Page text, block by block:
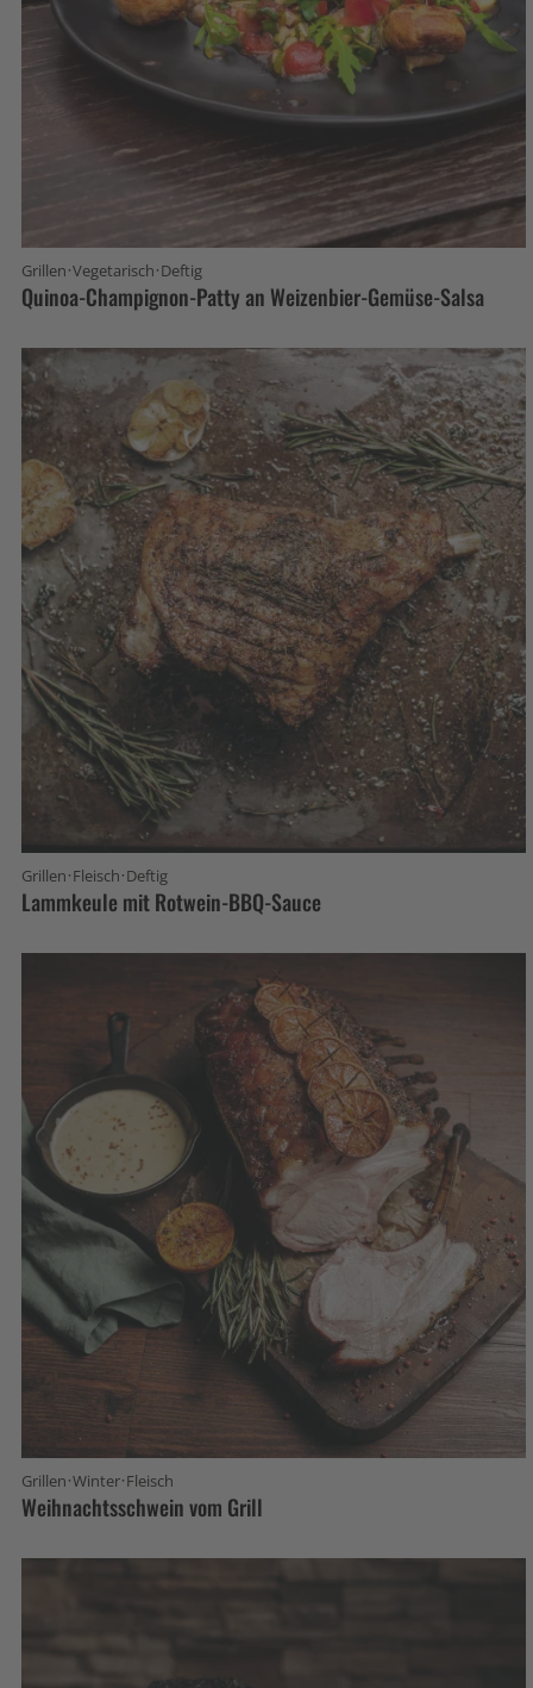
Grillen·Vegetarisch·Deftig
Quinoa-Champignon-Patty an Weizenbier-Gemüse-Salsa
Grillen·Fleisch·Deftig
Lammkeule mit Rotwein-BBQ-Sauce
Grillen·Winter·Fleisch
Weihnachtsschwein vom Grill